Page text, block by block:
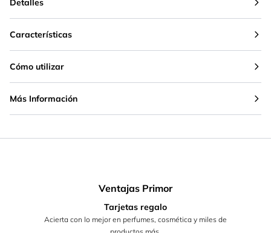
Detalles
Características
Cómo utilizar
Más Información
Ventajas Primor
Tarjetas regalo
Acierta con lo mejor en perfumes, cosmética y miles de